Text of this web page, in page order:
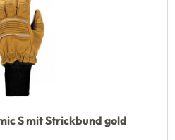
S mit Strickbund gold